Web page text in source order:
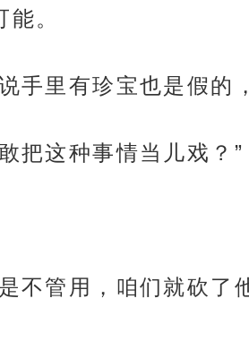
。
手里有珍宝也是假的
把这种事情当儿戏？”
不管用，咱们就砍了